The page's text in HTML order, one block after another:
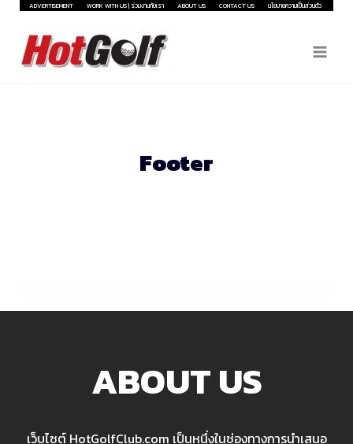
Skip
content
ADVERTISEMENT WORK WITH US | ร่วมงานกับเรา ABOUT US CONTACT US นโยบายความเป็นส่วนตัว
Footer
ABOUT US
เว็บไซต์ HotGolfClub.com เป็นหนึ่งในช่องทางการนำเสนอ